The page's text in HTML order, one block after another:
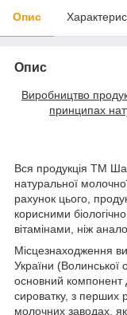
Опис
Опис
Виробництво
принципах
Вся продукція ТМ
натуральної
рахунок цього,
корисними
вітамінами, ніж
Місцезнаходження
України (Волинської
основний компонент
сироватку, з перших
молочних заводах,